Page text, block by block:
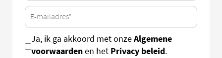
Ja, ik ga akkoord met onzeAlgemene
voorwaardenen het Privacy beleid.